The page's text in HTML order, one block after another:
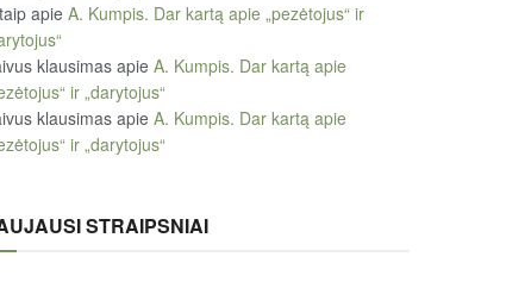
apie A. Kumpis. Dar kartą apie „pezėtojus“ ir
klausimasapie A. Kumpis. Dar kartą apie
ir „darytojus“
klausimasapie A. Kumpis. Dar kartą apie
ir „darytojus“
STRAIPSNIAI